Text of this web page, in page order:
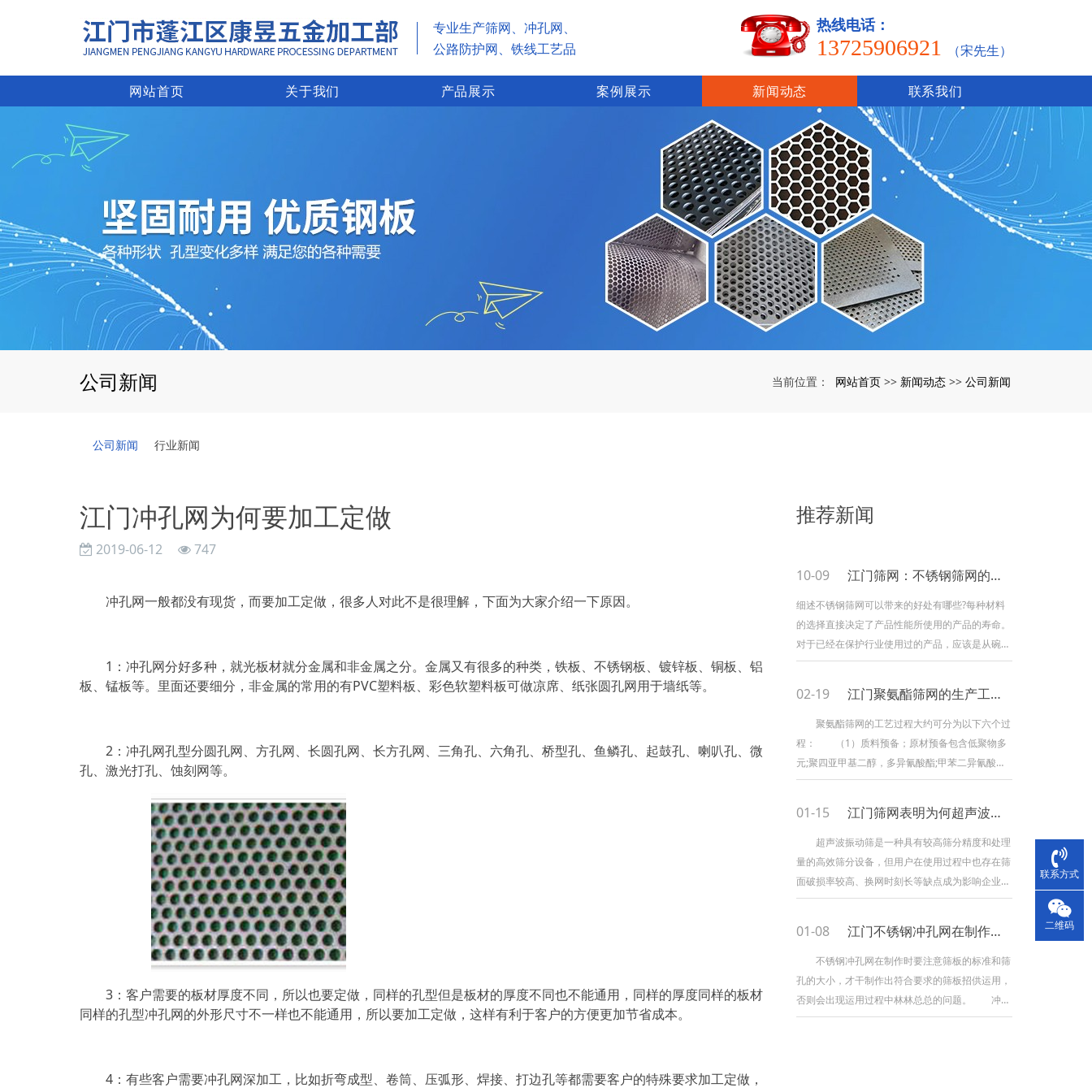
专业生产筛网、冲孔网、
公路防护网、铁线工艺品
热线电话：
13725906921 （宋先生）
网站首页 关于我们 产品展示 案例展示 新闻动态 联系我们
公司新闻 当前位置： 网站首页 >> 新闻动态 >> 公司新闻
公司新闻 行业新闻
江门冲孔网为何要加工定做
2019-06-12 747
冲孔网一般都没有现货，而要加工定做，很多人对此不是很理解，下面为大家介绍一下原因。
1：冲孔网分好多种，就光板材就分金属和非金属之分。金属又有很多的种类，铁板、不锈钢板、镀锌板、铜板、铝
板、锰板等。里面还要细分，非金属的常用的有PVC塑料板、彩色软塑料板可做凉席、纸张圆孔网用于墙纸等。
2：冲孔网孔型分圆孔网、方孔网、长圆孔网、长方孔网、三角孔、六角孔、桥型孔、鱼鳞孔、起鼓孔、喇叭孔、微
孔、激光打孔、蚀刻网等。
3：客户需要的板材厚度不同，所以也要定做，同样的孔型但是板材的厚度不同也不能通用，同样的厚度同样的板材
同样的孔型冲孔网的外形尺寸不一样也不能通用，所以要加工定做，这样有利于客户的方便更加节省成本。
4：有些客户需要冲孔网深加工，比如折弯成型、卷筒、压弧形、焊接、打边孔等都需要客户的特殊要求加工定做，
推荐新闻
10-09 江门筛网：不锈钢筛网的好处
细述不锈钢筛网可以带来的好处有哪些?每种材料
的选择直接决定了产品性能所使用的产品的寿命。
对于已经在保护行业使用过的产品，应该是从碗面
原料中购买的各种网面规则，用于低碳钢丝、黑线
求。不锈钢制品的耐腐蚀、耐高温等综合性能也有
其综合的意义。为了更加好地体现
02-19 江门聚氨酯筛网的生产工艺流程
聚氨酯筛网的工艺过程大约可分为以下六个过
程： （1）质料预备；原材预备包含低聚物多
元;聚四亚甲基二醇，多异氰酸酯;甲苯二异氰酸酯
等，一些材料在使用前需求进行脱水处理，使含水
以及脱水过程完成之后，需求为低聚物多元醇进行
降温，使温度降到四十到六十摄氏度之间，再加入
到反应釜内，通过不停的搅拌并掺入计算好的甲苯
二异氰酸酯，待反应三四十分钟今后，缓慢加温至
八
01-15 江门筛网表明为何超声波振动筛破损率高的原因有哪些
超声波振动筛是一种具有较高筛分精度和处理
量的高效筛分设备，但用户在使用过程中也存在筛
面破损率较高、换网时刻长等缺点成为影响企业出
产的重要要素。针对这个问题，咱们进行具体的剖
超声波振动筛的网面设备办法和一般类型的振
动筛有所区别，一般类型的旋振筛是选用的是钢圈
压网+橡胶圈密封办法实现筛网的设备和替换，用
户能够较为便利的进行筛面的替换，而超声波振动
筛是
01-08 江门不锈钢冲孔网在制作时需要注意哪些问题
不锈钢冲孔网在制作时要注意筛板的标准和筛
孔的大小，才干制作出符合要求的筛板招供运用，
否则会出现运用过程中林林总总的问题。 冲孔
网标准精度是在合理的合作空地情况下，对铝、
联系方式
二维码